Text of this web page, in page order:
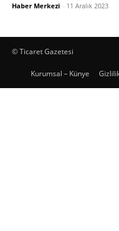
Haber Merkezi - 11 Aralık 2023
© Ticaret Gazetesi
Kurumsal – Künye